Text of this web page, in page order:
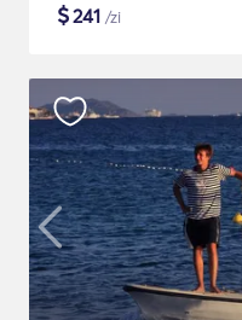
$241 /zi